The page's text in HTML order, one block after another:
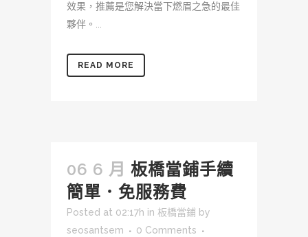
效果，推薦是您解決當下燃眉之急的最佳
夥伴。...
READ MORE
06 6 月 板橋當鋪手續
簡單．免服務費
Posted at 02:17h in 板橋當鋪 by
seosantsem
0 Comments